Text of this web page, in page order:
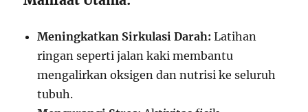
Meningkatkan Sirkulasi Darah: Latihan
ringan seperti jalan kaki membantu
mengalirkan oksigen dan nutrisi ke seluruh
tubuh.